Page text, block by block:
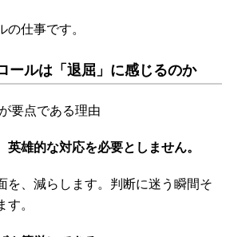
の仕事です。
ールは「退屈」に感じるのか
要点である理由
英雄的な対応を必要としません。
を、減らします。判断に迷う瞬間そ
。